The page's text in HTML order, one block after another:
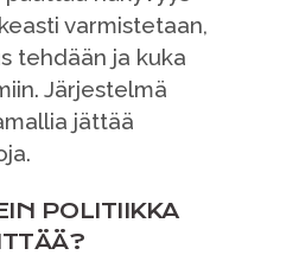
varmistetaan,
tehdään ja kuka
Järjestelmä
jättää
POLITIIKKA